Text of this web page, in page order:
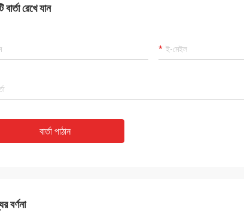
বার্তা রেখে যান
বার্তা পাঠান
বর্ণনা